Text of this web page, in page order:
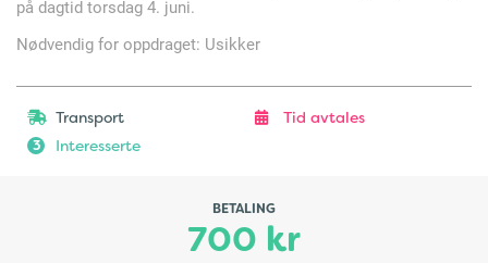
på dagtid torsdag 4. juni.
Nødvendig for oppdraget: Usikker
Transport Tid avtales
3 Interesserte
BETALING
700 kr